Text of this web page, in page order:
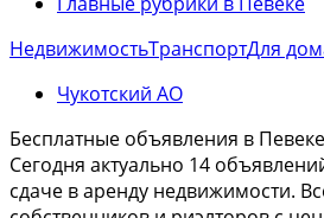
НедвижимостьТранспортДля
Чукотский АО
Бесплатные объявления в
Сегодня актуально 14
сдаче в аренду недвижимости.